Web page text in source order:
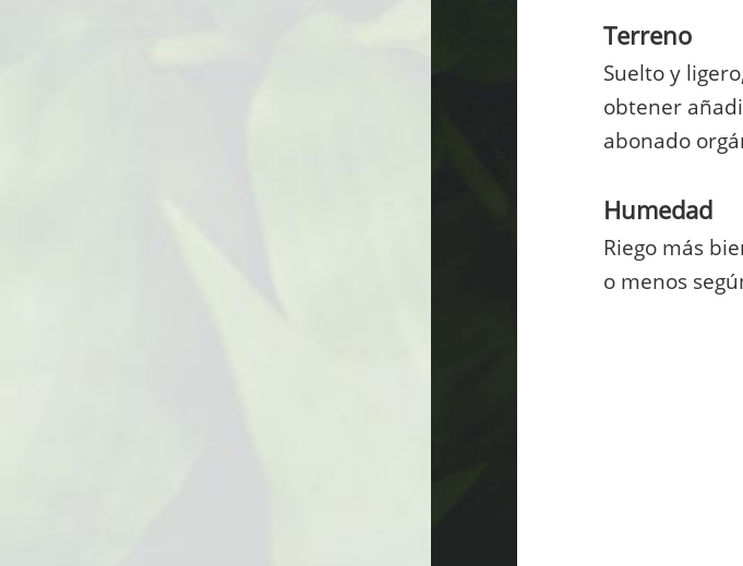
Terreno
Suelto y
obtener
abonado
Humedad
Riego más
o menos